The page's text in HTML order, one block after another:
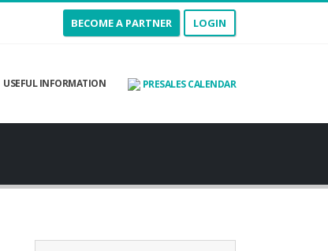
BECOME A PARTNER LOGIN
USEFUL INFORMATION PRESALES CALENDAR